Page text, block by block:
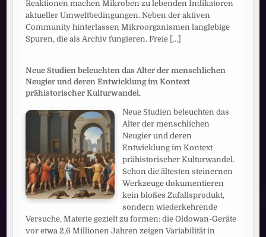
Reaktionen machen Mikroben zu lebenden Indikatoren
aktueller Umweltbedingungen. Neben der aktiven
Community hinterlassen Mikroorganismen langlebige
Spuren, die als Archiv fungieren. Freie [...]
Neue Studien beleuchten das Alter der menschlichen
Neugier und deren Entwicklung im Kontext
prähistorischer Kulturwandel.
Neue Studien beleuchten das
Alter der menschlichen
Neugier und deren
Entwicklung im Kontext
prähistorischer Kulturwandel.
Schon die ältesten steinernen
Werkzeuge dokumentieren
kein bloßes Zufallsprodukt,
sondern wiederkehrende
Versuche, Materie gezielt zu formen: die Oldowan-Geräte
vor etwa 2,6 Millionen Jahren zeigen Variabilität in